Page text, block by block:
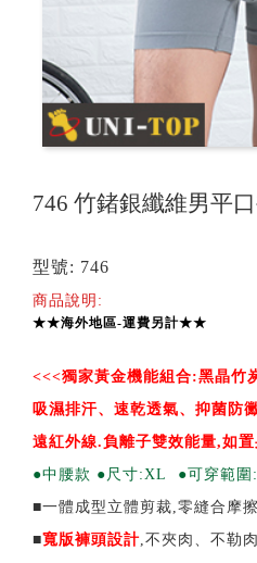
746 竹鍺銀纖維男平
型號: 746
商品說明:
★★海外地區-運費另計★★
<<<獨家黃金機能組合:黑晶竹
吸濕排汗、速乾透氣、抑菌防
遠紅外線.負離子雙效能量,如
●中腰款 ●尺寸:XL ●可穿範圍
■一體成型立體剪裁,零縫合摩
■寬版褲頭設計,不夾肉、不勒